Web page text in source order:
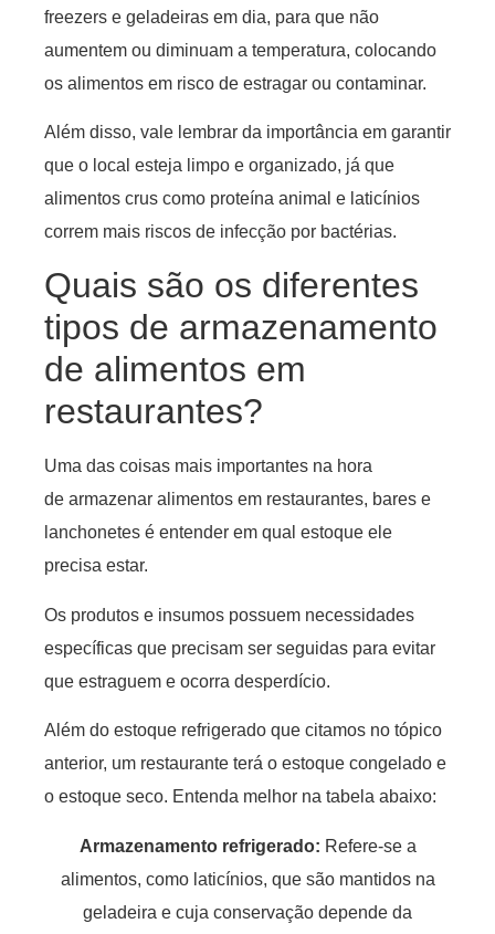
freezers e geladeiras em dia, para que não
aumentem ou diminuam a temperatura, colocando
os alimentos em risco de estragar ou contaminar.
Além disso, vale lembrar da importância em garantir
que o local esteja limpo e organizado, já que
alimentos crus como proteína animal e laticínios
correm mais riscos de infecção por bactérias.
Quais são os diferentes
tipos de armazenamento
de alimentos em
restaurantes?
Uma das coisas mais importantes na hora
de armazenar alimentos em restaurantes, bares e
lanchonetes é entender em qual estoque ele
precisa estar.
Os produtos e insumos possuem necessidades
específicas que precisam ser seguidas para evitar
que estraguem e ocorra desperdício.
Além do estoque refrigerado que citamos no tópico
anterior, um restaurante terá o estoque congelado e
o estoque seco. Entenda melhor na tabela abaixo:
Armazenamento refrigerado: Refere-se a
alimentos, como laticínios, que são mantidos na
geladeira e cuja conservação depende da